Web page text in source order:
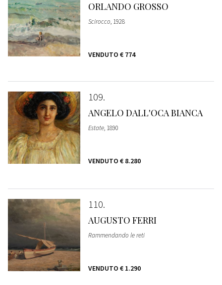
ORLANDO GROSSO
Scirocco, 1928
VENDUTO € 774
109
ANGELO DALL'OCA BIANCA
Estate, 1890
VENDUTO € 8.280
110
AUGUSTO FERRI
Rammendando le reti
VENDUTO € 1.290